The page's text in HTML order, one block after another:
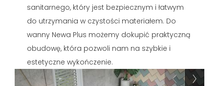
sanitarnego, który jest bezpiecznym i łatwym
do utrzymania w czystości materiałem. Do
wanny Newa Plus możemy dokupić praktyczną
obudowę, która pozwoli nam na szybkie i
estetyczne wykończenie.